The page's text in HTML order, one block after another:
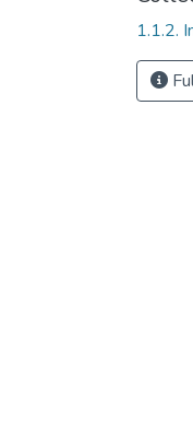
1.1.2.